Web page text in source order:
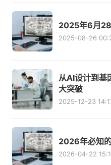
2025年6月
2025-08-26
从AI设计到基
大突破
2025-12-23
2026年必知
2026-04-22